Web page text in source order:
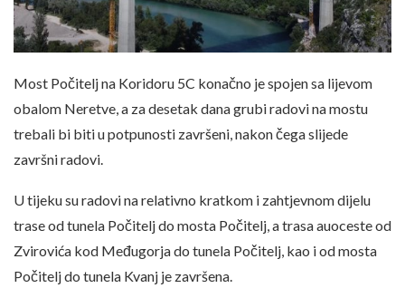
Most Počitelj na Koridoru 5C konačno je spojen sa lijevom
obalom Neretve, a za desetak dana grubi radovi na mostu
trebali bi biti u potpunosti završeni, nakon čega slijede
završni radovi.
U tijeku su radovi na relativno kratkom i zahtjevnom dijelu
trase od tunela Počitelj do mosta Počitelj, a trasa auoceste od
Zvirovića kod Međugorja do tunela Počitelj, kao i od mosta
Počitelj do tunela Kvanj je završena.